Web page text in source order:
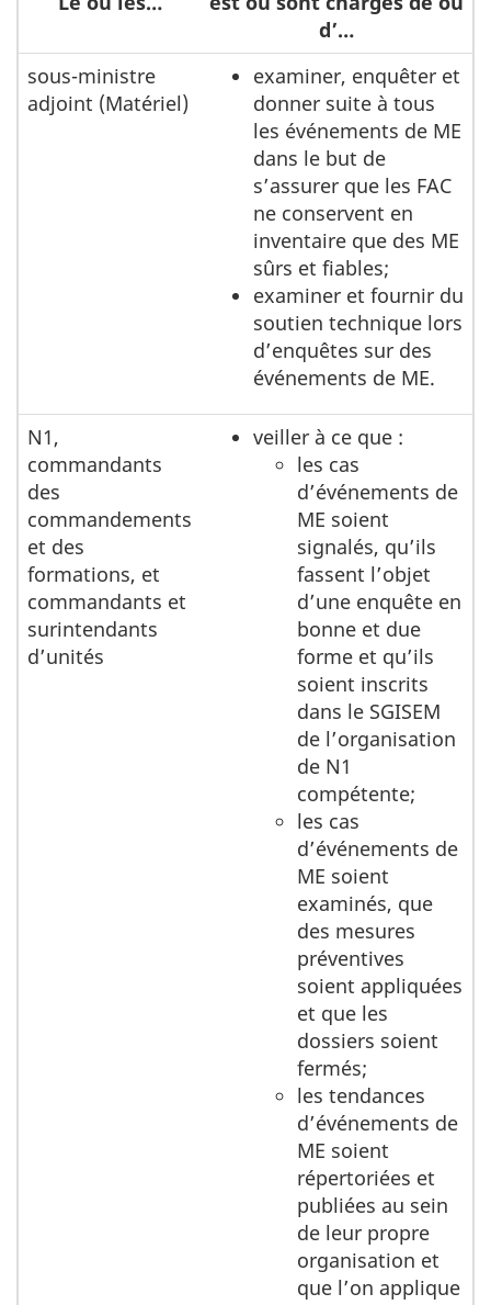
d’…
sous-ministre
adjoint (Matériel)
examiner, enquêter et
donner suite à tous
les événements de ME
dans le but de
s’assurer que les FAC
ne conservent en
inventaire que des ME
sûrs et fiables;
examiner et fournir du
soutien technique lors
d’enquêtes sur des
événements de ME.
N1,
commandants
des
commandements
et des
formations, et
commandants et
surintendants
d’unités
veiller à ce que :
les cas
d’événements de
ME soient
signalés, qu’ils
fassent l’objet
d’une enquête en
bonne et due
forme et qu’ils
soient inscrits
dans le SGISEM
de l’organisation
de N1
compétente;
les cas
d’événements de
ME soient
examinés, que
des mesures
préventives
soient appliquées
et que les
dossiers soient
fermés;
les tendances
d’événements de
ME soient
répertoriées et
publiées au sein
de leur propre
organisation et
que l’on applique